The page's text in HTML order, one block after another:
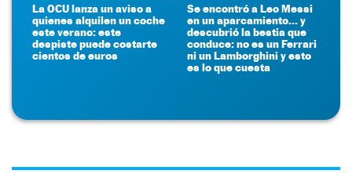
La OCU lanza un aviso a
quienes alquilen un coche
este verano: este
despiste puede costarte
cientos de euros
Se encontró a Leo Messi
en un aparcamiento... y
descubrió la bestia que
conduce: no es un Ferrari
ni un Lamborghini y esto
es lo que cuesta